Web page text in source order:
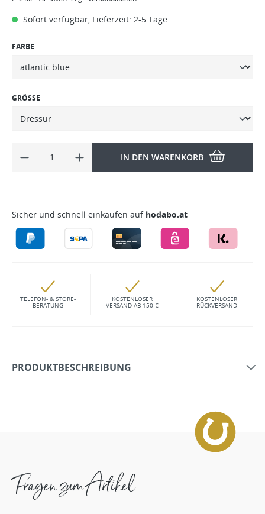
Sofort verfügbar, Lieferzeit: 2-5 Tage
FARBE
GRÖSSE
IN DEN WARENKORB
Sicher und schnell einkaufen auf hodabo.at
TELEFON- & STORE-
BERATUNG
KOSTENLOSER
VERSAND AB 150 €
KOSTENLOSER
RÜCKVERSAND
PRODUKTBESCHREIBUNG
Fragen zum Artikel